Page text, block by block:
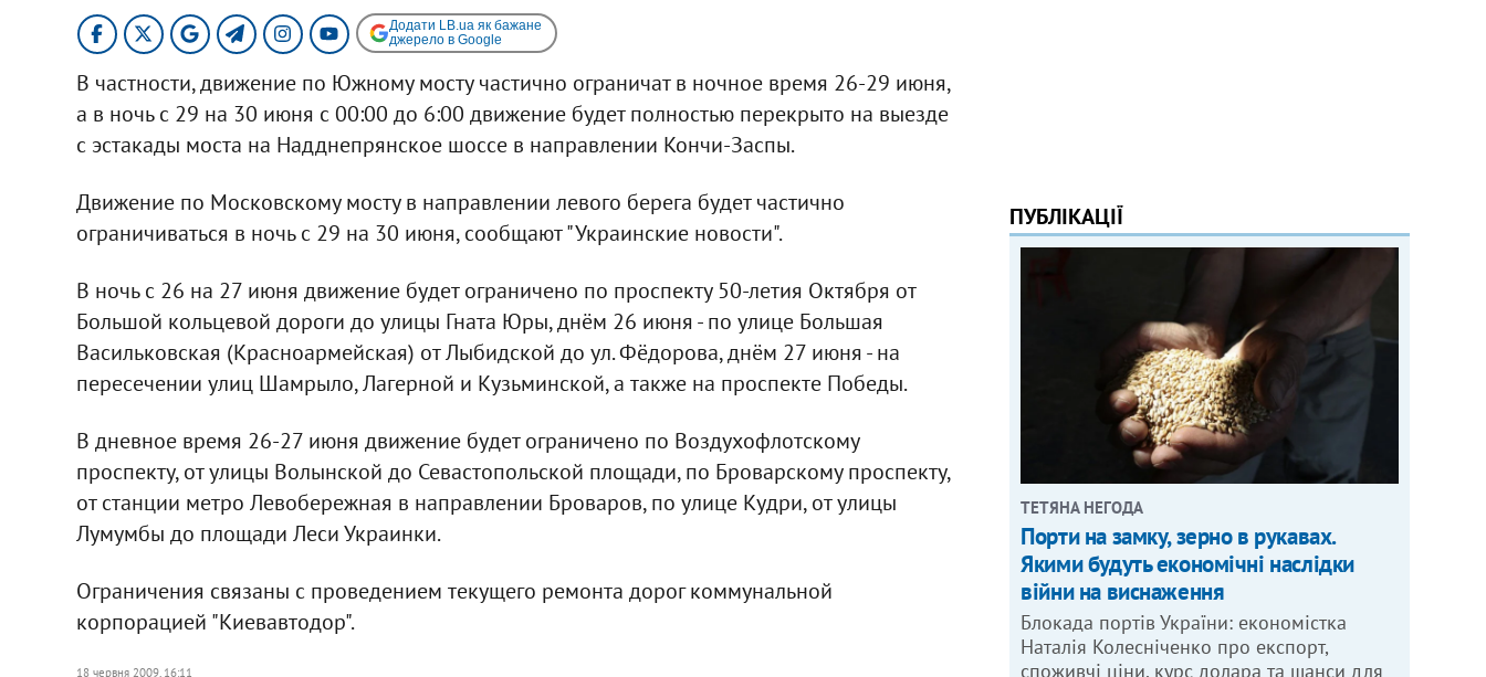
Додати LB.ua як бажане
джерело в Google
В частности, движение по Южному мосту частично ограничат в ночное время 26-29 июня,
а в ночь с 29 на 30 июня с 00:00 до 6:00 движение будет полностью перекрыто на выезде
с эстакады моста на Надднепрянское шоссе в направлении Кончи-Заспы.
Движение по Московскому мосту в направлении левого берега будет частично
ограничиваться в ночь с 29 на 30 июня, сообщают "Украинские новости".
В ночь с 26 на 27 июня движение будет ограничено по проспекту 50-летия Октября от
Большой кольцевой дороги до улицы Гната Юры, днём 26 июня - по улице Большая
Васильковская (Красноармейская) от Лыбидской до ул. Фёдорова, днём 27 июня - на
пересечении улиц Шамрыло, Лагерной и Кузьминской, а также на проспекте Победы.
В дневное время 26-27 июня движение будет ограничено по Воздухофлотскому
проспекту, от улицы Волынской до Севастопольской площади, по Броварскому проспекту,
от станции метро Левобережная в направлении Броваров, по улице Кудри, от улицы
Лумумбы до площади Леси Украинки.
Ограничения связаны с проведением текущего ремонта дорог коммунальной
корпорацией "Киевавтодор".
18 червня 2009, 16:11
ПУБЛІКАЦІЇ
ТЕТЯНА НЕГОДА
Порти на замку, зерно в рукавах.
Якими будуть економічні наслідки
війни на виснаження
Блокада портів України: економістка
Наталія Колесніченко про експорт,
споживчі ціни, курс долара та шанси для